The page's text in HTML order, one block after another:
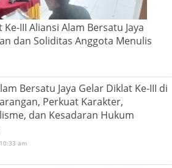
III Aliansi Alam Bersatu Jaya
dan Soliditas Anggota Menulis
Bersatu Jaya Gelar Diklat Ke-III di
Perkuat Karakter,
dan Kesadaran Hukum
am